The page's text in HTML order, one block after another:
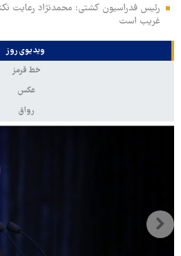
رئیس فدراسیون کشتی: محمدنژاد رعایت
غریب است
ویدیوی روز
خط قرمز
عکس
رواق